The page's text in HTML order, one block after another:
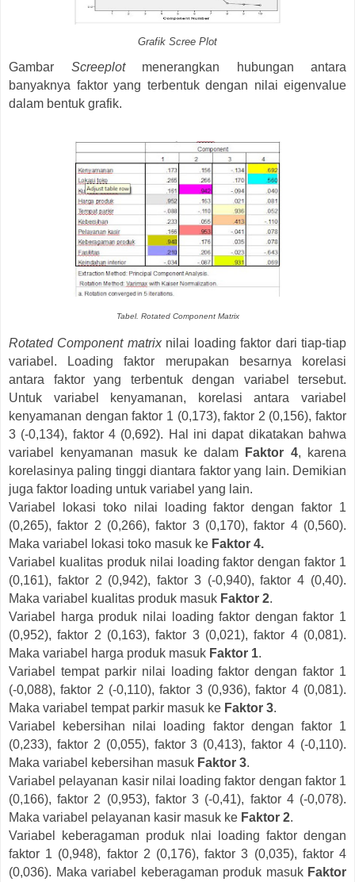
Grafik Scree Plot
Gambar Screeplotmenerangkan hubungan antara
banyaknya faktor yang terbentuk dengan nilai eigenvalue
dalam bentuk grafik.
Tabel. Rotated Component Matrix
Rotated Component matrix nilai loading faktor dari tiap-tiap
variabel. Loading faktor merupakan besarnya korelasi
antara faktor yang terbentuk dengan variabel tersebut.
Untuk variabel kenyamanan, korelasi antara variabel
kenyamanan dengan faktor 1 (0,173), faktor 2 (0,156), faktor
3 (-0,134), faktor 4 (0,692). Hal ini dapat dikatakan bahwa
variabel kenyamanan masuk ke dalam
Faktor 4, karena
korelasinya paling tinggi diantara faktor yang lain. Demikian
juga faktor loading untuk variabel yang lain.
Variabel lokasi toko nilai loading faktor dengan faktor 1
(0,265), faktor 2 (0,266), faktor 3 (0,170), faktor 4 (0,560).
Maka variabel lokasi toko masuk ke Faktor 4.
Variabel kualitas produk nilai loading faktor dengan faktor 1
(0,161), faktor 2 (0,942), faktor 3 (-0,940), faktor 4 (0,40).
Maka variabel kualitas produk masuk Faktor 2.
Variabel harga produk nilai loading faktor dengan faktor 1
(0,952), faktor 2 (0,163), faktor 3 (0,021), faktor 4 (0,081).
Maka variabel harga produk masuk Faktor 1.
Variabel tempat parkir nilai loading faktor dengan faktor 1
(-0,088), faktor 2 (-0,110), faktor 3 (0,936), faktor 4 (0,081).
Maka variabel tempat parkir masuk ke Faktor 3.
Variabel kebersihan nilai loading faktor dengan faktor 1
(0,233), faktor 2 (0,055), faktor 3 (0,413), faktor 4 (-0,110).
Maka variabel kebersihan masuk Faktor 3.
Variabel pelayanan kasir nilai loading faktor dengan faktor 1
(0,166), faktor 2 (0,953), faktor 3 (-0,41), faktor 4 (-0,078).
Maka variabel pelayanan kasir masuk ke Faktor 2.
Variabel keberagaman produk nlai loading faktor dengan
faktor 1 (0,948), faktor 2 (0,176), faktor 3 (0,035), faktor 4
(0,036). Maka variabel keberagaman produk masuk Faktor